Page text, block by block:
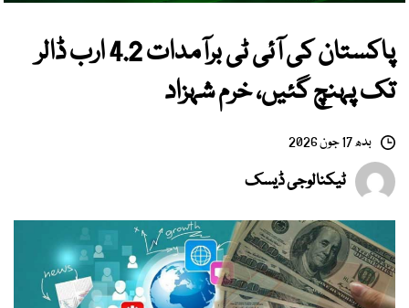
پاکستان کی آئی ٹی برآمدات 4.2 ارب ڈالر
تک پہنچ گئیں، خرم شہزاد
بدھ 17 جون 2026
ٹیکنالوجی ڈیسک